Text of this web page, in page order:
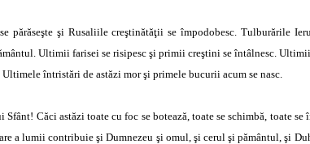
părăseşte şi Rusaliile creştinătăţii se împodobesc. Tulburările
Ultimii farisei se risipesc şi primii creştini se întâlnesc.
întristări de astăzi mor şi primele bucurii acum se nasc.
Căci astăzi toate cu foc se botează, toate se schimbă, toate se
a lumii contribuie şi Dumnezeu şi omul, şi cerul şi pământul, şi